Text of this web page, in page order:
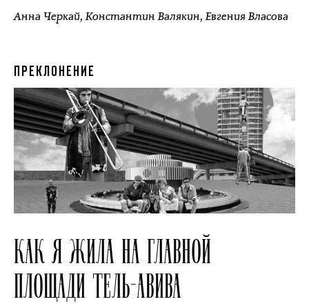
Анна Черкай,Константин Валякин,Евгения Власова
ПРЕКЛОНЕНИЕ
КАК Я ЖИЛА НА ГЛАВНОЙ
ПЛОЩАДИ ТЕЛЬ-АВИВА